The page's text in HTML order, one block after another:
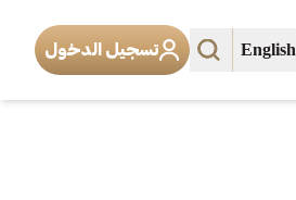
English تسجيل الدخول